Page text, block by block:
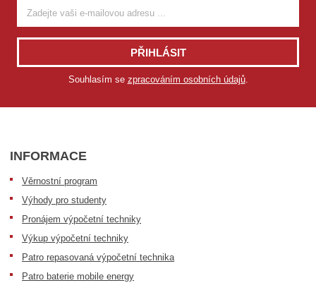
PŘIHLÁSIT
Souhlasím se zpracováním osobních údajů.
INFORMACE
Věrnostní program
Výhody pro studenty
Pronájem výpočetní techniky
Výkup výpočetní techniky
Patro repasovaná výpočetní technika
Patro baterie mobile energy